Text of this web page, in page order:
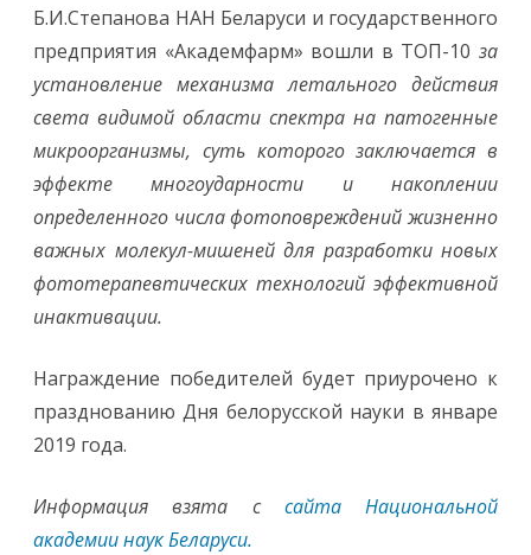
Б.И.Степанова НАН Беларуси и государственного
предприятия «Академфарм» вошли в ТОП-10 за
установление механизма летального действия
света видимой области спектра на патогенные
микроорганизмы, суть которого заключается в
эффекте многоударности и накоплении
определенного числа фотоповреждений жизненно
важных молекул-мишеней для разработки новых
фототерапевтических технологий эффективной
инактивации.
Награждение победителей будет приурочено к
празднованию Дня белорусской науки в январе
2019 года.
Информация взята с сайта Национальной
академии наук Беларуси.